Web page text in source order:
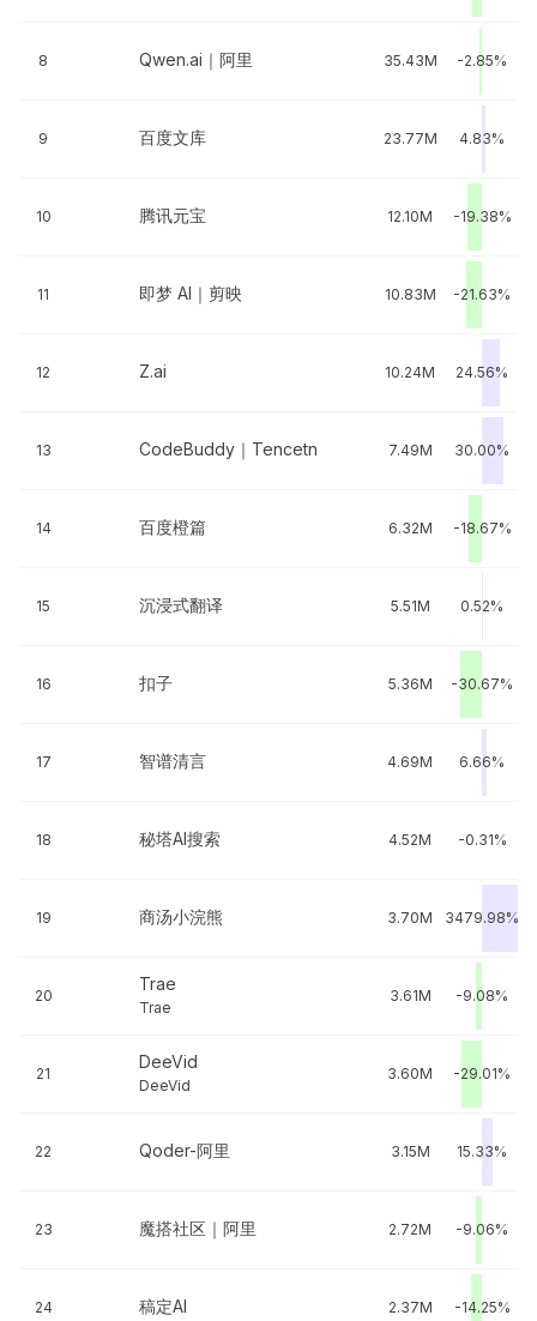
8 Qwen.ai｜阿里 35.43M -2.85%
9 百度文库 23.77M 4.83%
10 腾讯元宝 12.10M -19.38%
11 即梦 AI｜剪映 10.83M -21.63%
12 Z.ai 10.24M 24.56%
13 CodeBuddy｜Tencetn 7.49M 30.00%
14 百度橙篇 6.32M -18.67%
15 沉浸式翻译 5.51M 0.52%
16 扣子 5.36M -30.67%
17 智谱清言 4.69M 6.66%
18 秘塔AI搜索 4.52M -0.31%
19 商汤小浣熊 3.70M 3479.98%
20
Trae
Trae
3.61M -9.08%
21
DeeVid
DeeVid
3.60M -29.01%
22 Qoder-阿里 3.15M 15.33%
23 魔搭社区｜阿里 2.72M -9.06%
24 稿定AI 2.37M -14.25%